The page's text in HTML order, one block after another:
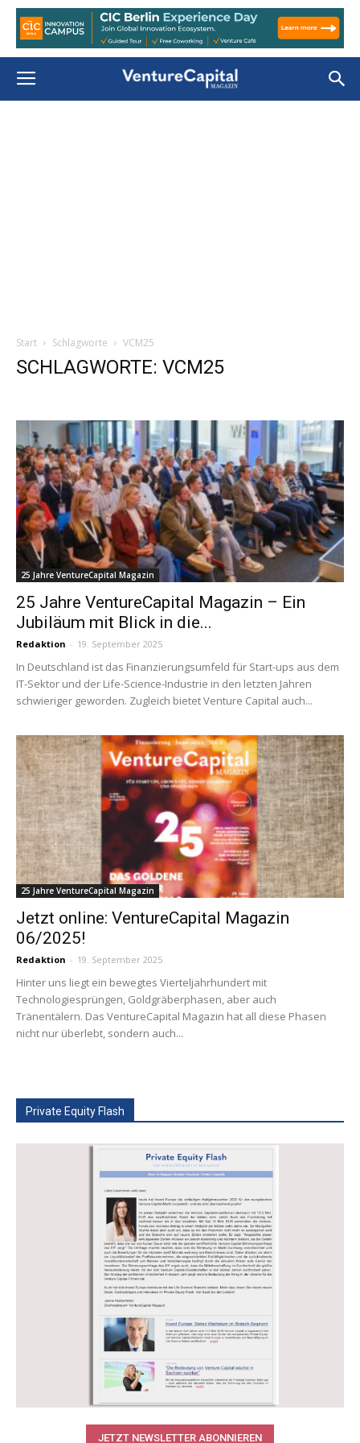
Start Schlagworte VCM25
SCHLAGWORTE: VCM25
25 Jahre VentureCapital Magazin
25 Jahre VentureCapital Magazin – Ein
Jubiläum mit Blick in die...
Redaktion - 19. September 2025
In Deutschland ist das Finanzierungsumfeld für Start-ups aus dem
IT-Sektor und der Life-Science-Industrie in den letzten Jahren
schwieriger geworden. Zugleich bietet Venture Capital auch...
25 Jahre VentureCapital Magazin
Jetzt online: VentureCapital Magazin
06/2025!
Redaktion - 19. September 2025
Hinter uns liegt ein bewegtes Vierteljahrhundert mit
Technologiesprüngen, Goldgräberphasen, aber auch
Tränentälern. Das VentureCapital Magazin hat all diese Phasen
nicht nur überlebt, sondern auch...
Private Equity Flash
JETZT NEWSLETTER ABONNIEREN